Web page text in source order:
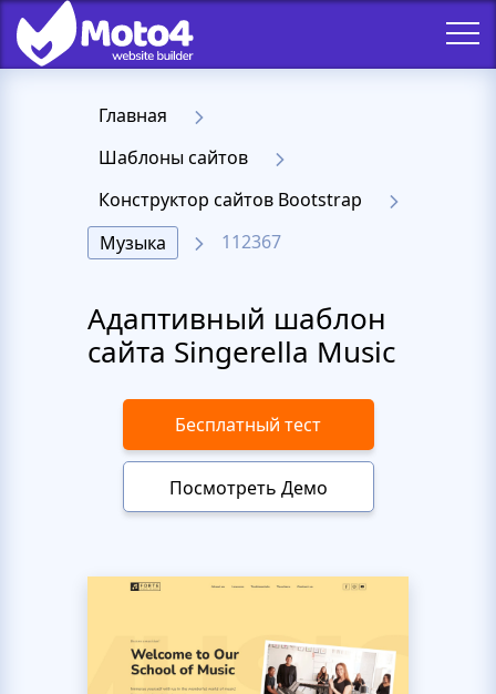
Главная
Шаблоны сайтов
Конструктор сайтов Bootstrap
Музыка
112367
Адаптивный шаблон
сайта Singerella Music
Бесплатный тест
Посмотреть Демо